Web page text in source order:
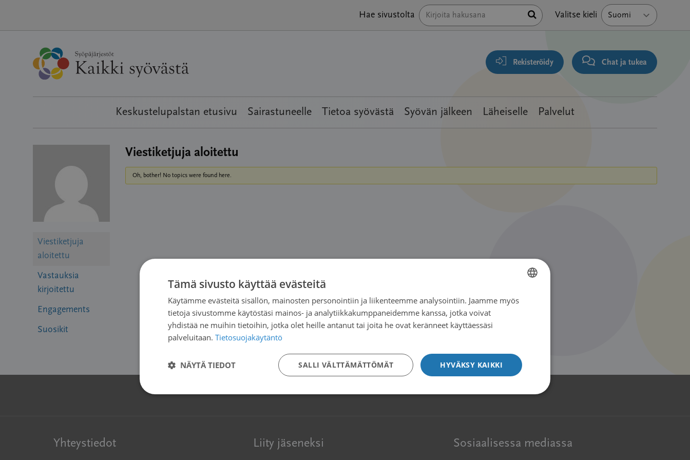
Hae sivustolta Hae Valitse kieli
sisältöön
Rekisteröidy Chat ja tukea
Keskustelupalstan etusivu Sairastuneelle Tietoa syövästä Syövän jälkeen Läheiselle Palvelut
Viestiketjuja
aloitettu
Vastauksia
kirjoitettu
Engagements
Suosikit
Viestiketjuja aloitettu
Oh, bother! No topics were found here.
Yhteystiedot Liity jäseneksi Sosiaalisessa mediassa
FINNISH
Tämä sivusto käyttää evästeitä
Käytämme evästeitä sisällön, mainosten personointiin ja liikenteemme analysointiin. Jaamme myös
tietoja sivustomme käytöstäsi mainos- ja analytiikkakumppaneidemme kanssa, jotka voivat
yhdistää ne muihin tietoihin, jotka olet heille antanut tai joita he ovat keränneet käyttäessäsi
palveluitaan. Tietosuojakäytäntö
HYVÄKSY KAIKKI
SALLI VÄLTTÄMÄTTÖMÄT
NÄYTÄ TIEDOT